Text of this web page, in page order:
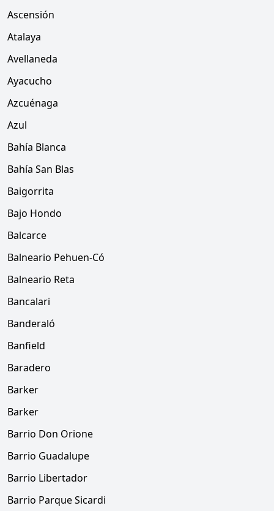
Ascensión
Atalaya
Avellaneda
Ayacucho
Azcuénaga
Azul
Bahía Blanca
Bahía San Blas
Baigorrita
Bajo Hondo
Balcarce
Balneario Pehuen-Có
Balneario Reta
Bancalari
Banderaló
Banfield
Baradero
Barker
Barker
Barrio Don Orione
Barrio Guadalupe
Barrio Libertador
Barrio Parque Sicardi